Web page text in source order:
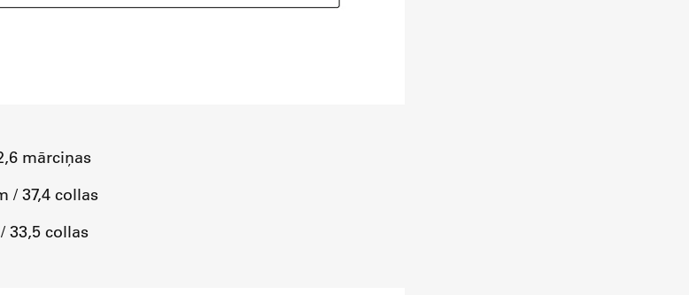
mārciņas
/ 37,4 collas
33,5 collas